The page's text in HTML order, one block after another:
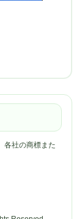
各社の商標また